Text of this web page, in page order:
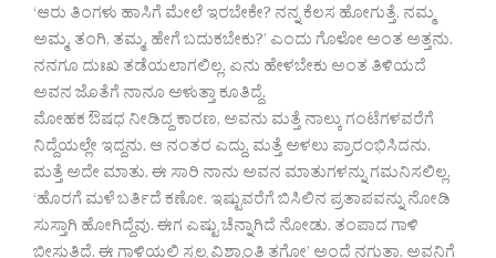
‘ಆರು ತಿಂಗಳು ಹಾಸಿಗೆ ಮೇಲೆ ಇರಬೇಕೇ? ನನ್ನ ಕೆಲಸ ಹೋಗುತ್ತೆ. ನಮ್ಮ
ಅಮ್ಮ, ತಂಗಿ, ತಮ್ಮ, ಹೇಗೆ ಬದುಕಬೇಕು?’ ಎಂದು ಗೊಳೋ ಅಂತ ಅತ್ತನು.
ನನಗೂ ದುಃಖ ತಡೆಯಲಾಗಲಿಲ್ಲ. ಏನು ಹೇಳಬೇಕು ಅಂತ ತಿಳಿಯದೆ
ಅವನ ಜೊತೆಗೆ ನಾನೂ ಅಳುತ್ತಾ ಕೂತಿದ್ದೆ.
ಮೋಹಕ ಔಷಧ ನೀಡಿದ್ದ ಕಾರಣ, ಅವನು ಮತ್ತೆ ನಾಲ್ಕು ಗಂಟೆಗಳವರೆಗೆ
ನಿದ್ದೆಯಲ್ಲೇ ಇದ್ದನು. ಆ ನಂತರ ಎದ್ದು, ಮತ್ತೆ ಅಳಲು ಪ್ರಾರಂಭಿಸಿದನು.
ಮತ್ತೆ ಅದೇ ಮಾತು. ಈ ಸಾರಿ ನಾನು ಅವನ ಮಾತುಗಳನ್ನು ಗಮನಿಸಲಿಲ್ಲ.
‘ಹೊರಗೆ ಮಳೆ ಬರ್ತಿದೆ ಕಣೋ. ಇಷ್ಟುವರೆಗೆ ಬಿಸಿಲಿನ ಪ್ರತಾಪವನ್ನು ನೋಡಿ
ಸುಸ್ತಾಗಿ ಹೋಗಿದ್ದೆವು. ಈಗ ಎಷ್ಟು ಚೆನ್ನಾಗಿದೆ ನೋಡು. ತಂಪಾದ ಗಾಳಿ